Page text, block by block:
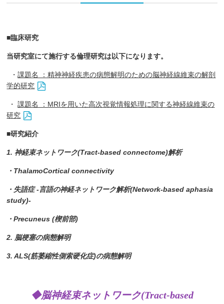
■臨床研究
当研究室にて施行する倫理研究は以下になります。
・課題名 ：精神神経疾患の病態解明のための脳神経線維束の解剖
学的研究
・課題名 ：MRIを用いた高次視覚情報処理に関する神経線維束の
研究
■研究紹介
1. 神経束ネットワーク(Tract-based connectome)解析
・ThalamoCortical connectivity
・失語症 -言語の神経ネットワーク解析(Network-based aphasia
study)-
・Precuneus (楔前部)
2. 脳梗塞の病態解明
3. ALS(筋萎縮性側索硬化症)の病態解明
◆脳神経束ネットワーク(Tract-based